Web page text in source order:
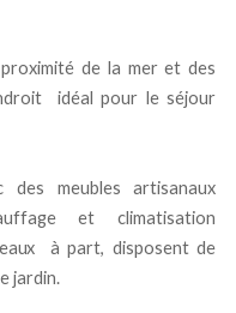
de la mer et des
idéal pour le séjour
des meubles artisanaux
et climatisation
à part, disposent de
jardin.